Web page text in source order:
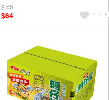
滿額9折
$ 65
$64